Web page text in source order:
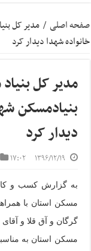
صفحه اصلی / مدیر کل
خانواده شهدا دیدار کرد
مدیر کل
بنیادمسکن
دیدار کرد
۱۳۹۶/۱۲/۱۹ ۱۷:۰۲
به گزارش کسب و کار
مسکن استان با
گرگان و آق قلا و آقای
مسکن استان به